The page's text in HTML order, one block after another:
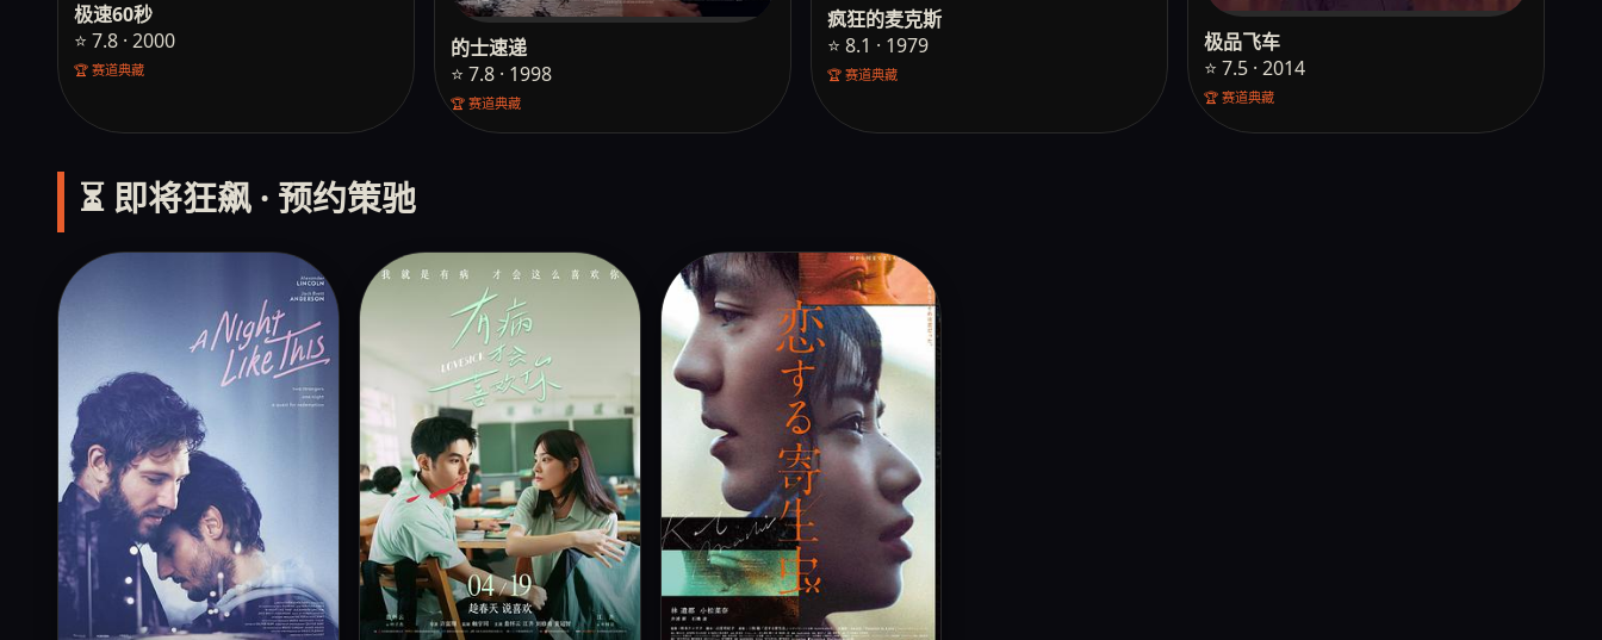
极速60秒
⭐ 7.8 · 2000
🏆 赛道典藏
的士速递
⭐ 7.8 · 1998
🏆 赛道典藏
疯狂的麦克斯
⭐ 8.1 · 1979
🏆 赛道典藏
极品飞车
⭐ 7.5 · 2014
🏆 赛道典藏
⏳ 即将狂飙 · 预约策驰